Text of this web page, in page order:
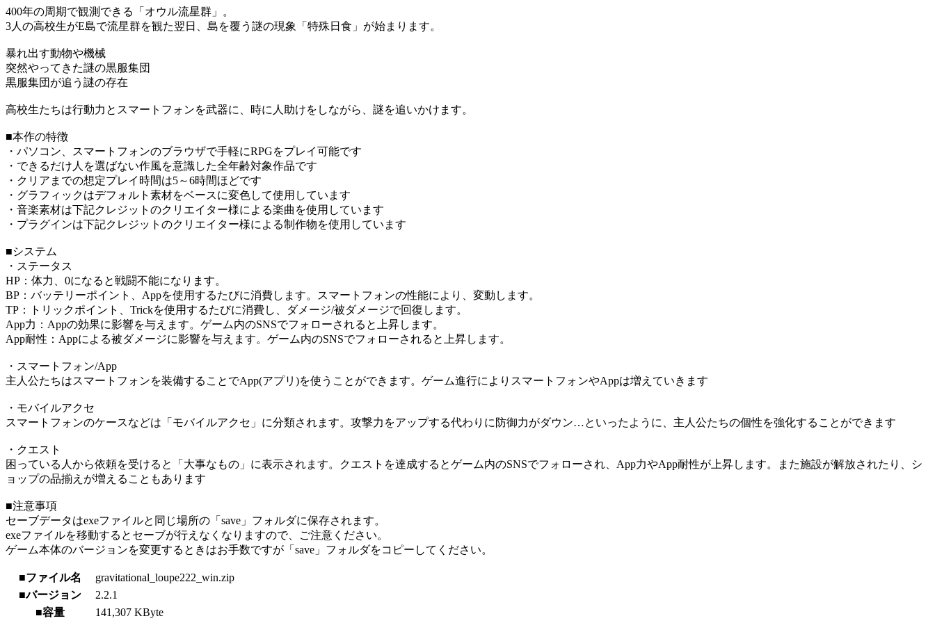
400年の周期で観測できる「オウル流星群」。
3人の高校生がE島で流星群を観た翌日、島を覆う謎の現象「特殊日食」が始まります。
暴れ出す動物や機械
突然やってきた謎の黒服集団
黒服集団が追う謎の存在
高校生たちは行動力とスマートフォンを武器に、時に人助けをしながら、謎を追いかけます。
■本作の特徴
・パソコン、スマートフォンのブラウザで手軽にRPGをプレイ可能です
・できるだけ人を選ばない作風を意識した全年齢対象作品です
・クリアまでの想定プレイ時間は5～6時間ほどです
・グラフィックはデフォルト素材をベースに変色して使用しています
・音楽素材は下記クレジットのクリエイター様による楽曲を使用しています
・プラグインは下記クレジットのクリエイター様による制作物を使用しています
■システム
・ステータス
HP：体力、0になると戦闘不能になります。
BP：バッテリーポイント、Appを使用するたびに消費します。スマートフォンの性能により、変動します。
TP：トリックポイント、Trickを使用するたびに消費し、ダメージ/被ダメージで回復します。
App力：Appの効果に影響を与えます。ゲーム内のSNSでフォローされると上昇します。
App耐性：Appによる被ダメージに影響を与えます。ゲーム内のSNSでフォローされると上昇します。
・スマートフォン/App
主人公たちはスマートフォンを装備することでApp(アプリ)を使うことができます。ゲーム進行によりスマートフォンやAppは増えていきます
・モバイルアクセ
スマートフォンのケースなどは「モバイルアクセ」に分類されます。攻撃力をアップする代わりに防御力がダウン…といったように、主人公たちの個性を強化することができます
・クエスト
困っている人から依頼を受けると「大事なもの」に表示されます。クエストを達成するとゲーム内のSNSでフォローされ、App力やApp耐性が上昇します。また施設が解放されたり、シ
ョップの品揃えが増えることもあります
■注意事項
セーブデータはexeファイルと同じ場所の「save」フォルダに保存されます。
exeファイルを移動するとセーブが行えなくなりますので、ご注意ください。
ゲーム本体のバージョンを変更するときはお手数ですが「save」フォルダをコピーしてください。
■ファイル名
gravitational_loupe222_win.zip
■バージョン
2.2.1
■容量
141,307 KByte